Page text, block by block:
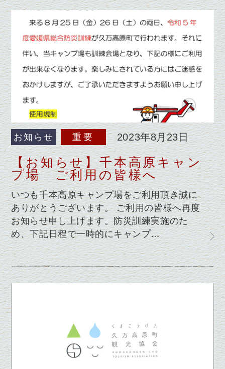
お知らせ 重要 2023年8月23日
【お知らせ】千本高原キャン
プ場 ご利用の皆様へ
いつも千本高原キャンプ場をご利用頂き誠に
ありがとうございます。 ご利用の皆様へ再度
お知らせ申し上げます。防災訓練実施のた
め、下記日程で一時的にキャンプ…